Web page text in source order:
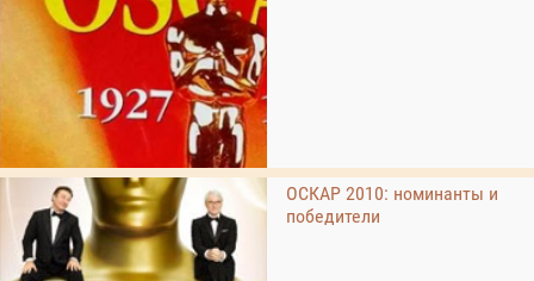
ОСКАР 2010: номинанты и
победители